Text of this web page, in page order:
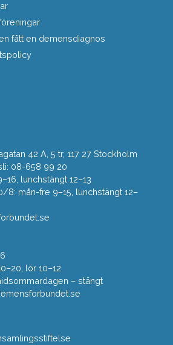
fått en demensdiagnos
42 A, 5 tr, 117 27 Stockholm
08-658 99 20
lunchstängt 12–13
8: mån-fre 9–15, lunchstängt 12–
lör 10–12
– stängt